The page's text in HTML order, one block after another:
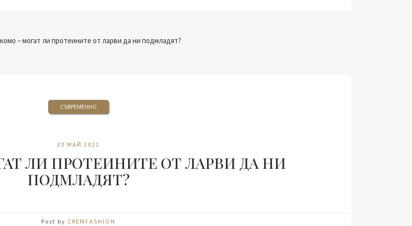
СЪВРЕМЕННО
20 МАЙ 2022
ЛИ ПРОТЕИНИТЕ ОТ ЛАРВИ ДА НИ
ПОДМЛАДЯТ?
Post by CREMFASHION